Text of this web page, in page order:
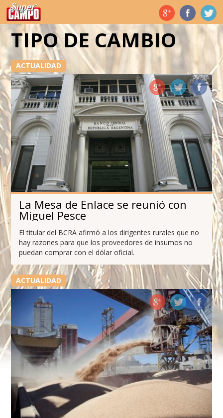
Temas de hoy
TIPO DE CAMBIO
ACTUALIDAD
La Mesa de Enlace se reunió con
Miguel Pesce
El titular del BCRA afirmó a los dirigentes rurales que no
hay razones para que los proveedores de insumos no
puedan comprar con el dólar oficial.
ACTUALIDAD